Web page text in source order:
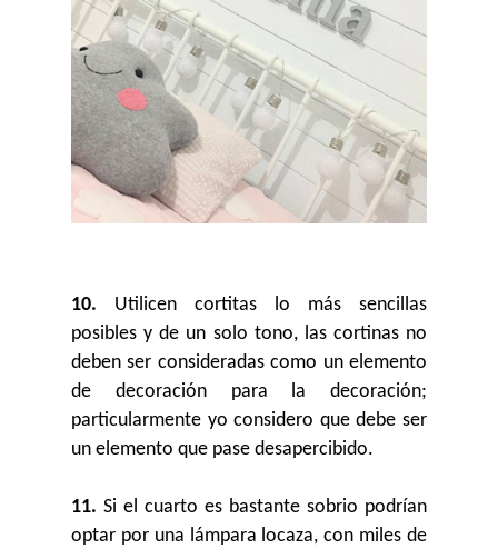
10. Utilicen cortitas lo más sencillas
posibles y de un solo tono, las cortinas no
deben ser consideradas como un elemento
de decoración para la decoración;
particularmente yo considero que debe ser
un elemento que pase desapercibido.
11. Si el cuarto es bastante sobrio podrían
optar por una lámpara locaza, con miles de